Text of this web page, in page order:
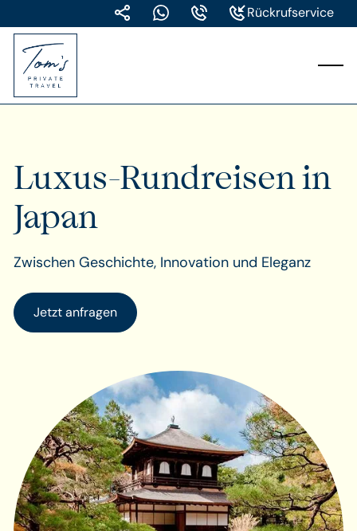
Rückrufservice
Luxus-Rundreisen in
Japan
Zwischen Geschichte, Innovation und Eleganz
Jetzt anfragen